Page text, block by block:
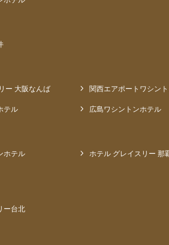
ー 大阪なんば 関西エアポートワシン
テル 広島ワシントンホテル
ホテル ホテル グレイスリー 那
ー台北